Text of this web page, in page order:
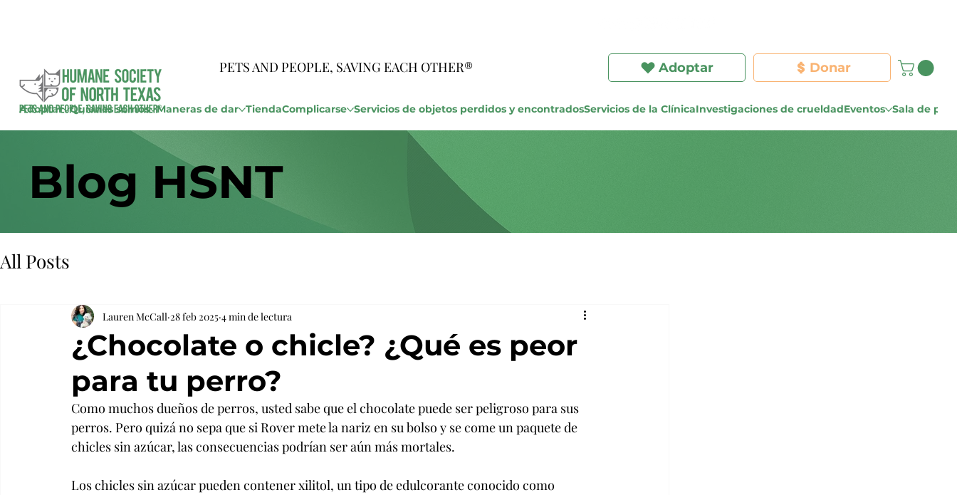
PETS AND PEOPLE, SAVING EACH OTHER® Adoptar Donar
Adoptar Quienes somos Maneras de dar TiendaComplicarse Servicios de objetos perdidos y encontradosServicios de la ClínicaInvestigaciones de crueldadEventos Sala de
Blog HSNT
All Posts
¿Chocolate o chicle? ¿Qué es peor
para tu perro?
Lauren McCall 28 feb 2025 4 min de lectura
Como muchos dueños de perros, usted sabe que el chocolate puede ser peligroso para sus
perros. Pero quizá no sepa que si Rover mete la nariz en su bolso y se come un paquete de
chicles sin azúcar, las consecuencias podrían ser aún más mortales.
Los chicles sin azúcar pueden contener xilitol, un tipo de edulcorante conocido como